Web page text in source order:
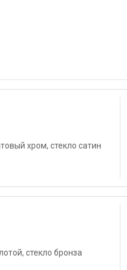
хром, стекло сатин
стекло бронза